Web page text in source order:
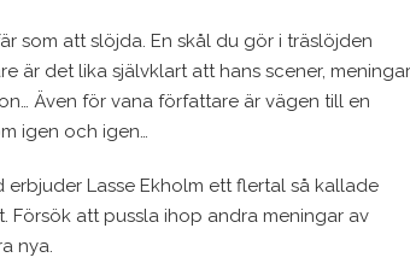
som att slöjda. En skål du gör i träslöjden
är det lika självklart att hans scener, meningar
Även för vana författare är vägen till en
igen och igen…
Lasse Ekholm ett flertal så kallade
Försök att pussla ihop andra meningar av
nya.